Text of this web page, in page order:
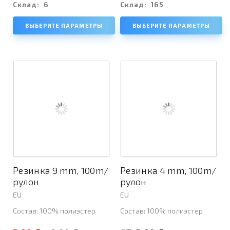
Склад: 6
ВЫБЕРИТЕ ПАРАМЕТРЫ
Склад: 165
ВЫБЕРИТЕ ПАРАМЕТРЫ
Резинка 9 mm, 100m/
рулон
EU
Состав: 100% полиэстер
Резинка 4 mm, 100m/
рулон
EU
Состав: 100% полиэстер